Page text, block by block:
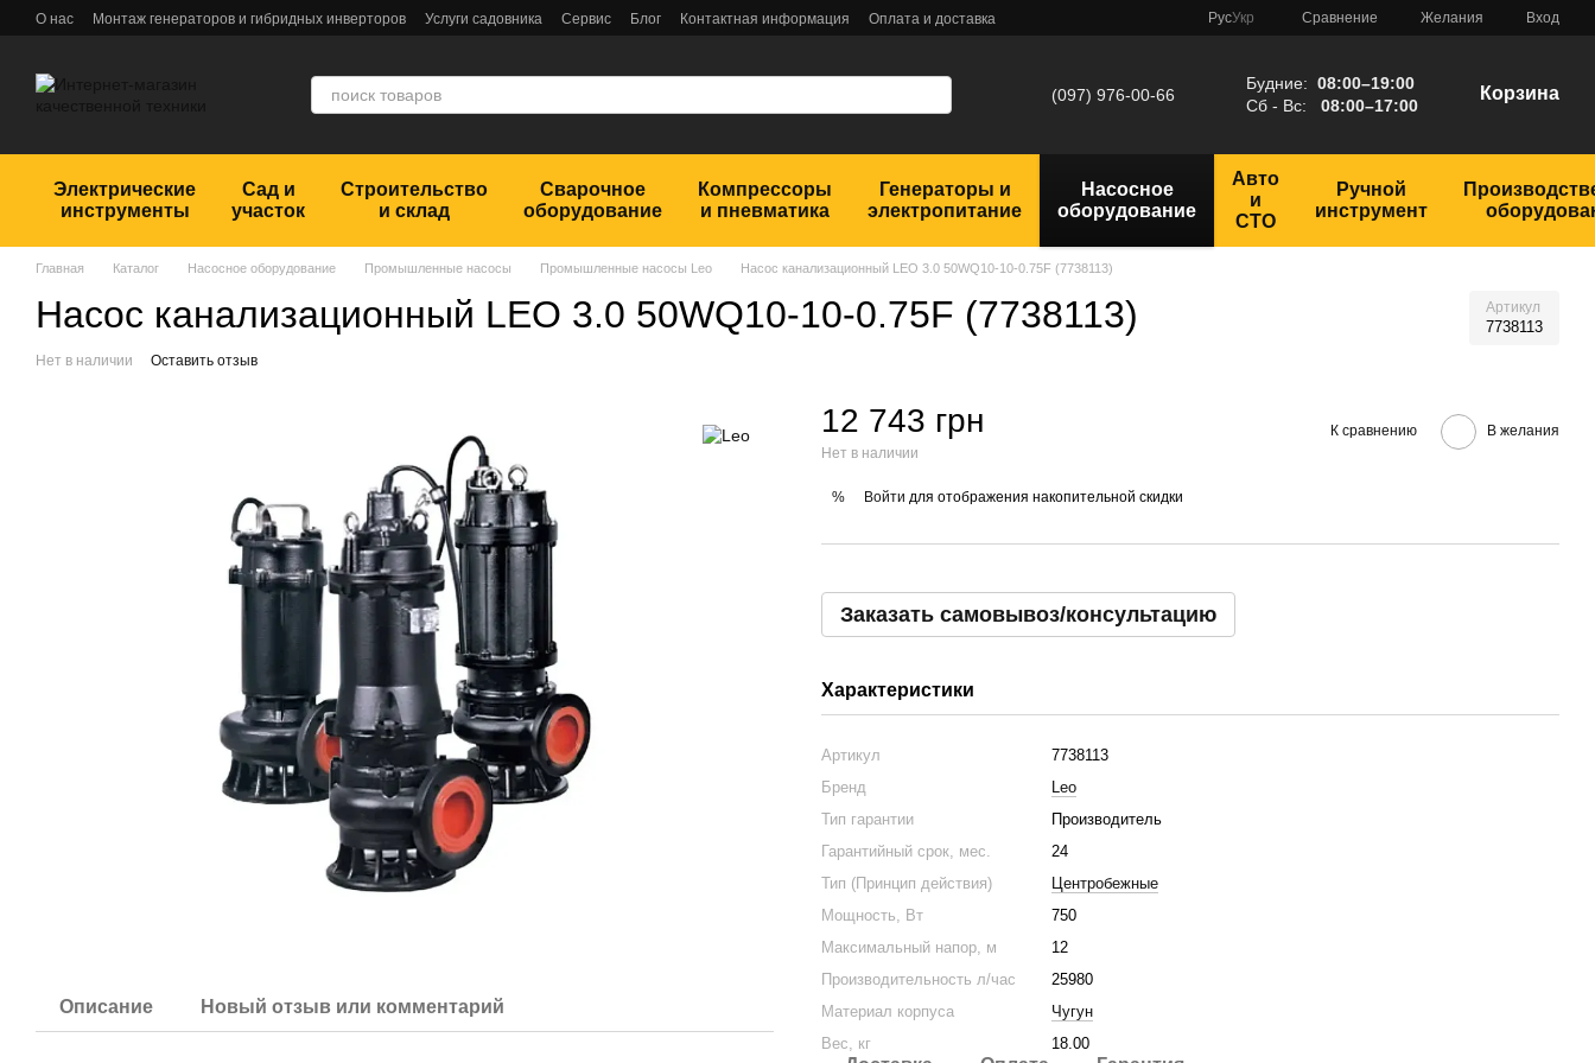
Перейти к основному контенту
О нас Монтаж генераторов и гибридных инверторов Услуги садовника Сервис Блог Контактная информация
Оплата и доставка
РусУкр Сравнение Желания Вход
(097) 976-00-66
Будние: 08:00–19:00
Сб - Вс: 08:00–17:00
Корзина
Электрические
инструменты
Сад и
участок
Строительство
и склад
Сварочное
оборудование
Компрессоры
и пневматика
Генераторы и
электропитание
Насосное
оборудование
Авто
и
СТО
Ручной
инструмент
Главная Каталог Насосное оборудование Промышленные насосы Промышленные насосы Leo Насос канализационный LEO 3.0 50WQ10-10-0.75F (7738113)
Насос канализационный LEO 3.0 50WQ10-10-0.75F (7738113) Артикул
7738113
Нет в наличии Оставить отзыв
Описание Новый отзыв или комментарий
12 743 грн
Нет в наличии
К сравнению В желания
% Войти для отображения накопительной скидки
Заказать самовывоз/консультацию
Характеристики
Артикул
7738113
Бренд
Leo
Тип гарантии
Производитель
Гарантийный срок, мес.
24
Тип (Принцип действия)
Центробежные
Мощность, Вт
750
Максимальный напор, м
12
Производительность л/час
25980
Материал корпуса
Чугун
Вес, кг
18.00